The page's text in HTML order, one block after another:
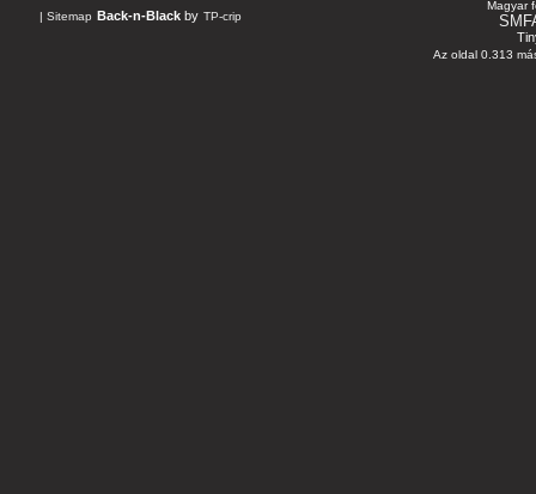
| Sitemap Back-n-Black by TP-crip
Magyar
Az oldal 0.313